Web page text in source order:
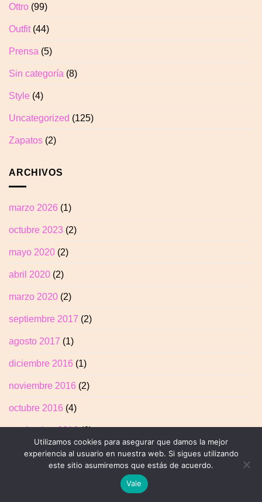
Ottro (99)
Outfit(44)
Prensa (5)
Sin categoría (8)
Style (4)
Uncategorized (125)
Zapatos (2)
ARCHIVOS
marzo 2026 (1)
octubre 2023 (2)
mayo 2020 (2)
abril 2020 (2)
marzo 2020 (2)
septiembre 2017 (2)
agosto 2017 (1)
diciembre 2016 (1)
noviembre 2016 (2)
octubre 2016 (4)
septiembre 2016(6)
agosto 2016(1)
Utilizamos cookies para asegurar que damos la mejor
experiencia al usuario en nuestra web. Si sigues utilizando
este sitio asumiremos que estás de acuerdo.
Vale